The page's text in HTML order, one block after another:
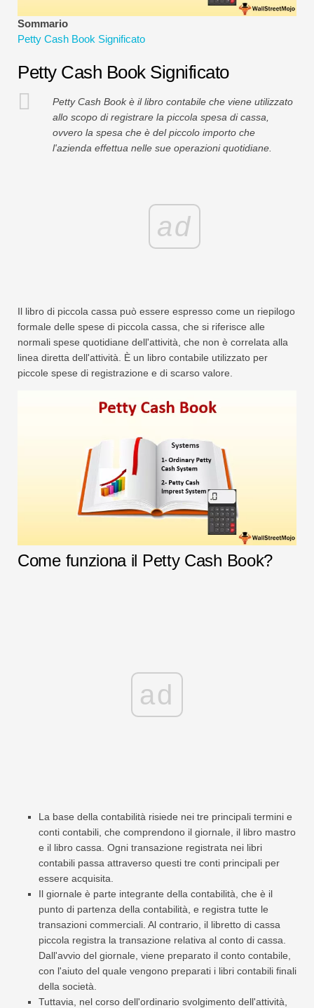
Modulo completo
Tutorial sulla gestione del rischio
Sommario
Petty Cash Book Significato
Petty Cash Book Significato
Petty Cash Book è il libro contabile che viene utilizzato
allo scopo di registrare la piccola spesa di cassa,
ovvero la spesa che è del piccolo importo che
l'azienda effettua nelle sue operazioni quotidiane.
ad
Il libro di piccola cassa può essere espresso come un riepilogo
formale delle spese di piccola cassa, che si riferisce alle
normali spese quotidiane dell'attività, che non è correlata alla
linea diretta dell'attività. È un libro contabile utilizzato per
piccole spese di registrazione e di scarso valore.
Come funziona il Petty Cash Book?
ad
La base della contabilità risiede nei tre principali termini e
conti contabili, che comprendono il giornale, il libro mastro
e il libro cassa. Ogni transazione registrata nei libri
contabili passa attraverso questi tre conti principali per
essere acquisita.
Il giornale è parte integrante della contabilità, che è il
punto di partenza della contabilità, e registra tutte le
transazioni commerciali. Al contrario, il libretto di cassa
piccola registra la transazione relativa al conto di cassa.
Dall'avvio del giornale, viene preparato il conto contabile,
con l'aiuto del quale vengono preparati i libri contabili finali
della società.
Tuttavia, nel corso dell'ordinario svolgimento dell'attività,